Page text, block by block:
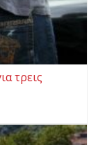
τρεις